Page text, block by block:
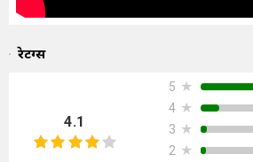
रेटिंग्स
4.1
5 ★
4 ★
3 ★
2 ★